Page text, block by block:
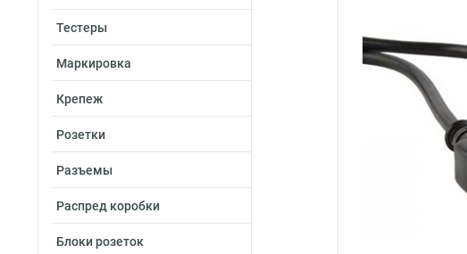
Тестеры
Маркировка
Крепеж
Розетки
Разъемы
Распред коробки
Блоки розеток